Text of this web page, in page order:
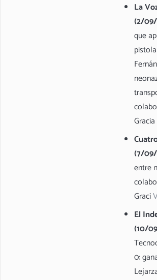
La
(2/
que
Gracia
(7/
entre
Graci
El
(10/
0: